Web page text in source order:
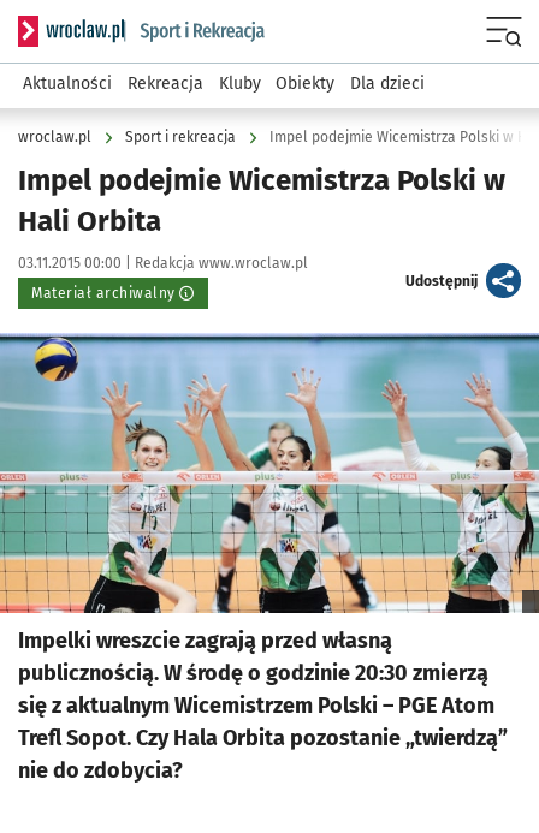
Serwis informacyjny wroclaw.pl podserwis: Sport i rekreacja
Aktualności Rekreacja Kluby Obiekty Dla dzieci
wroclaw.pl Sport i rekreacja Impel podejmie Wicemistrza Polski w
Impel podejmie Wicemistrza Polski w
Hali Orbita
Data publikacji:
03.11.2015 00:00 | Autor:
Redakcja www.wroclaw.pl
Materiał archiwalny
Udostępnijartykuł
Kliknij, aby powiększyć
Impelki wreszcie zagrają przed własną
publicznością. W środę o godzinie 20:30 zmierzą
się z aktualnym Wicemistrzem Polski – PGE Atom
Trefl Sopot. Czy Hala Orbita pozostanie „twierdzą”
nie do zdobycia?